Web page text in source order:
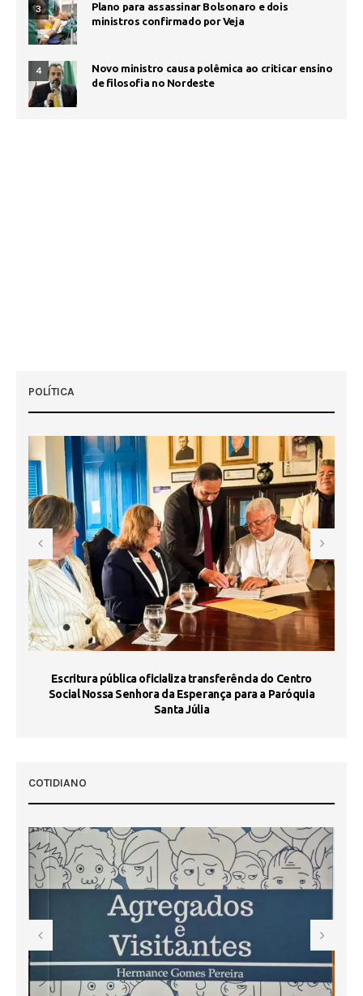
3
Plano para assassinar Bolsonaro e dois
ministros confirmado por Veja
4
Novo ministro causa polêmica ao criticar ensino
de filosofia no Nordeste
POLÍTICA
Escritura pública oficializa transferência do Centro
Social Nossa Senhora da Esperança para a Paróquia
Santa Júlia
COTIDIANO